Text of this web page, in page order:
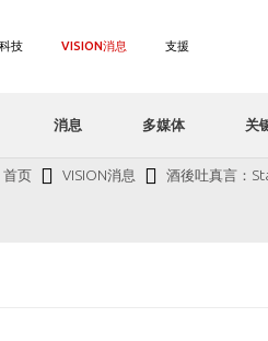
科技 VISION消息
消息 多媒体 关
支援
首页 VISION消息 酒後吐真言：